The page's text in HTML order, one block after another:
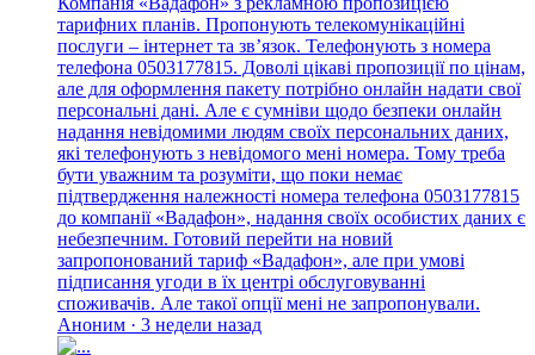
тарифних планів. Пропонують телекомунікаційні
послуги – інтернет та зв’язок. Телефонують з номера
телефона 0503177815. Доволі цікаві пропозиції по цінам,
але для оформлення пакету потрібно онлайн надати свої
персональні дані. Але є сумніви щодо безпеки онлайн
надання невідомими людям своїх персональних даних,
які телефонують з невідомого мені номера. Тому треба
бути уважним та розуміти, що поки немає
підтвердження належності номера телефона 0503177815
до компанії «Вадафон», надання своїх особистих даних є
небезпечним. Готовий перейти на новий
запропонований тариф «Вадафон», але при умові
підписання угоди в їх центрі обслуговуванні
споживачів. Але такої опції мені не запропонували.
Аноним · 3 недели назад